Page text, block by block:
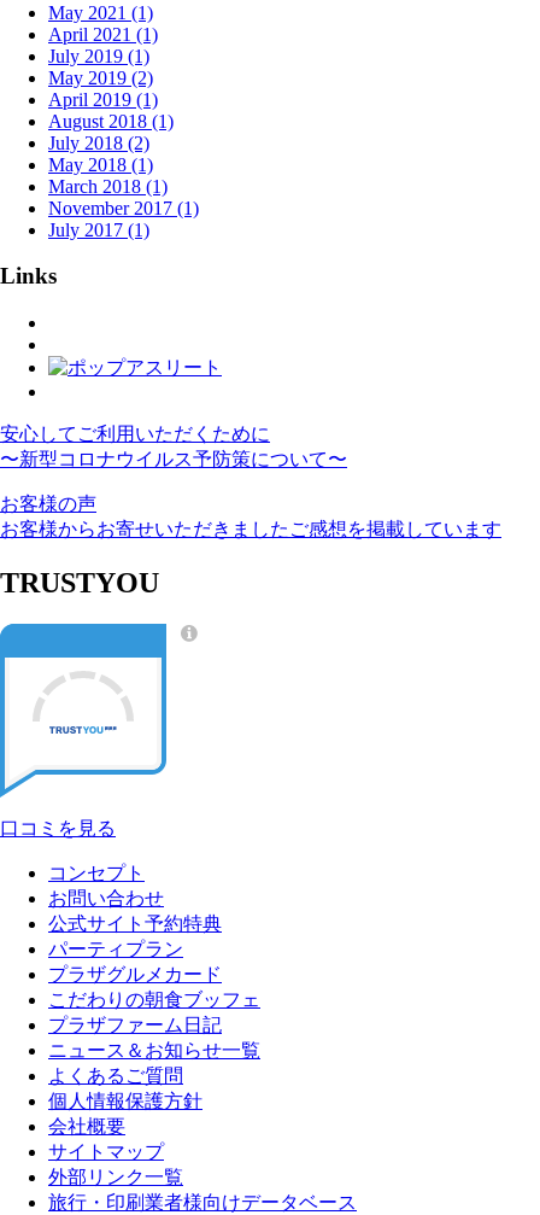
May 2021 (1)
April 2021 (1)
July 2019 (1)
May 2019 (2)
April 2019 (1)
August 2018 (1)
July 2018 (2)
May 2018 (1)
March 2018 (1)
November 2017 (1)
July 2017 (1)
Links
安心してご利用いただくために
〜新型コロナウイルス予防策について〜
お客様の声
お客様からお寄せいただきましたご感想を掲載しています
TRUSTYOU
口コミを見る
コンセプト
お問い合わせ
公式サイト予約特典
パーティプラン
プラザグルメカード
こだわりの朝食ブッフェ
プラザファーム日記
ニュース＆お知らせ一覧
よくあるご質問
個人情報保護方針
会社概要
サイトマップ
外部リンク一覧
旅行・印刷業者様向けデータベース